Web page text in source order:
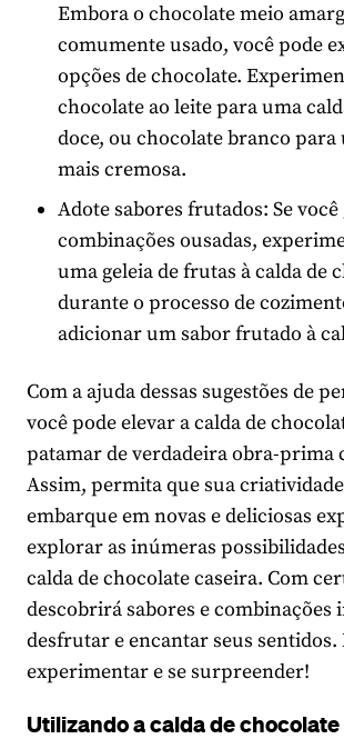
Embora o chocolate meio
comumente usado, você pode
opções de chocolate.
chocolate ao leite para uma
doce, ou chocolate branco para
mais cremosa.
Adote sabores frutados: Se você
combinações ousadas,
uma geleia de frutas à calda de
durante o processo de
adicionar um sabor frutado à
Com a ajuda dessas sugestões de
você pode elevar a calda de
patamar de verdadeira obra-prima
Assim, permita que sua
embarque em novas e deliciosas
explorar as inúmeras
calda de chocolate caseira. Com
descobrirá sabores e combinações
desfrutar e encantar seus sentidos.
experimentar e se surpreender!
Utilizando a calda de chocolate